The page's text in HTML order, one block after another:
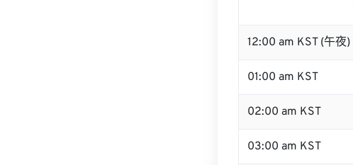
12:00 am KST (午夜)
01:00 am KST
02:00 am KST
03:00 am KST